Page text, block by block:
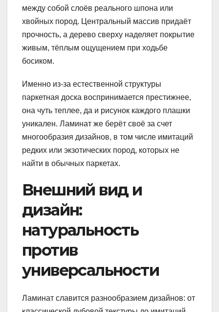
между собой слоёв реального шпона или
хвойных пород. Центральный массив придаёт
прочность, а дерево сверху наделяет покрытие
живым, тёплым ощущением при ходьбе
босиком.
Именно из-за естественной структуры
паркетная доска воспринимается престижнее,
она чуть теплее, да и рисунок каждого плашки
уникален. Ламинат же берёт своё за счет
многообразия дизайнов, в том числе имитаций
редких или экзотических пород, которых не
найти в обычных паркетах.
Внешний вид и
дизайн:
натуральность
против
универсальности
Ламинат славится разнообразием дизайнов: от